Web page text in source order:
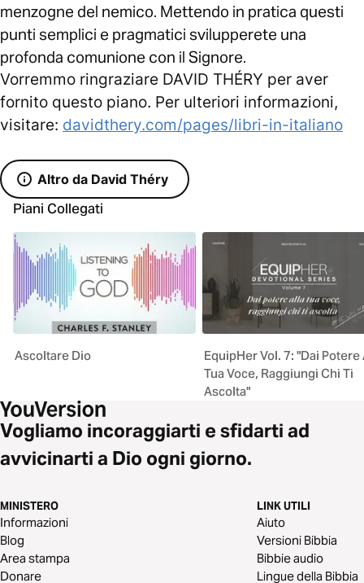
menzogne del nemico. Mettendo in pratica questi
punti semplici e pragmatici svilupperete una
profonda comunione con il Signore.
Vorremmo ringraziare DAVID THÉRY per aver
fornito questo piano. Per ulteriori informazioni,
visitare: davidthery.com/pages/libri-in-italiano
Altro da David Théry
Piani Collegati
Ascoltare Dio
EquipHer Vol. 7: "Dai Potere
Tua Voce, Raggiungi Chi Ti
Ascolta"
Vogliamo incoraggiarti e sfidarti ad
avvicinarti a Dio ogni giorno.
MINISTERO
Informazioni
Blog
Area stampa
Donare
LINK UTILI
Aiuto
Versioni Bibbia
Bibbie audio
Lingue della Bibbia